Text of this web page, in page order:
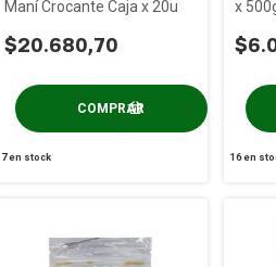
Maní Crocante Caja x 20u
$20.680,70
7en stock
x
16en